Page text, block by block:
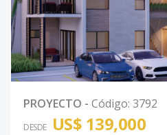
PROYECTO - Código: 3792
DESDE US$ 139,000